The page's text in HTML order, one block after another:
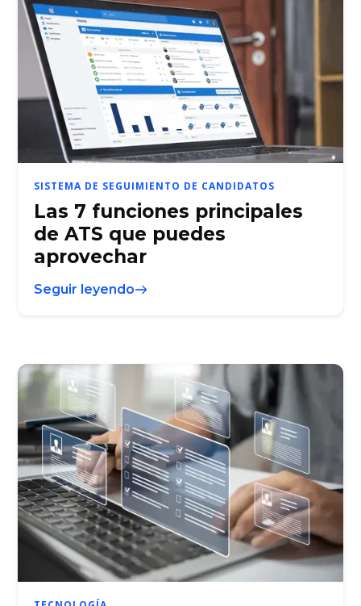
SISTEMA DE SEGUIMIENTO DE CANDIDATOS
Las 7 funciones principales
de ATS que puedes
aprovechar
Seguir leyendo